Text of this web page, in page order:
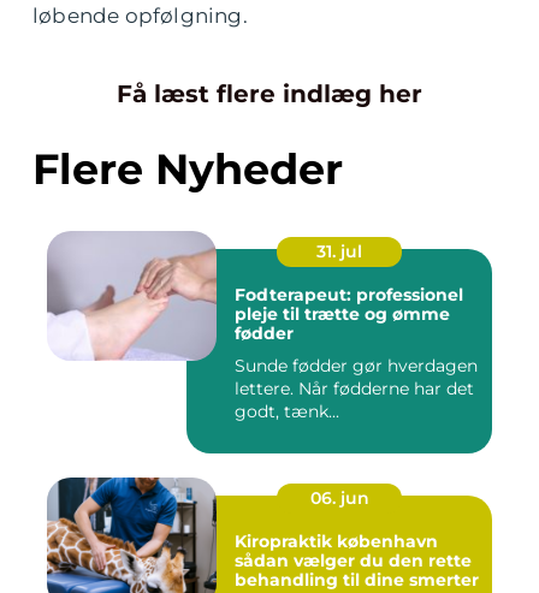
løbende opfølgning.
Få læst flere indlæg her
Flere Nyheder
31. jul
Fodterapeut: professionel
pleje til trætte og ømme
fødder
Sunde fødder gør hverdagen
lettere. Når fødderne har det
godt, tænk...
06. jun
Kiropraktik københavn
sådan vælger du den rette
behandling til dine smerter